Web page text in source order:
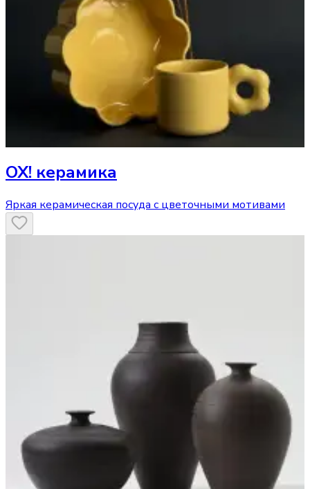
ОХ! керамика
Яркая керамическая посуда с цветочными мотивами